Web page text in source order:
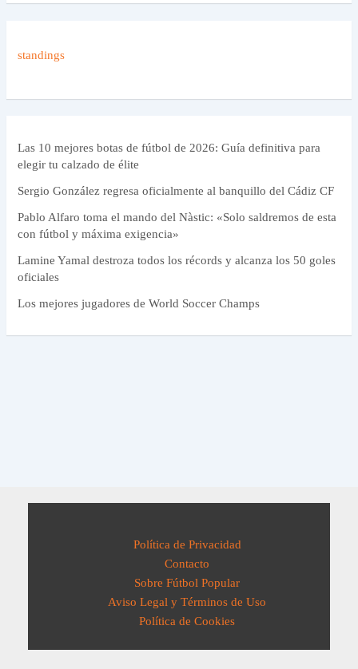
standings
Las 10 mejores botas de fútbol de 2026: Guía definitiva para
elegir tu calzado de élite
Sergio González regresa oficialmente al banquillo del Cádiz CF
Pablo Alfaro toma el mando del Nàstic: «Solo saldremos de esta
con fútbol y máxima exigencia»
Lamine Yamal destroza todos los récords y alcanza los 50 goles
oficiales
Los mejores jugadores de World Soccer Champs
Política de Privacidad
Contacto
Sobre Fútbol Popular
Aviso Legal y Términos de Uso
Política de Cookies